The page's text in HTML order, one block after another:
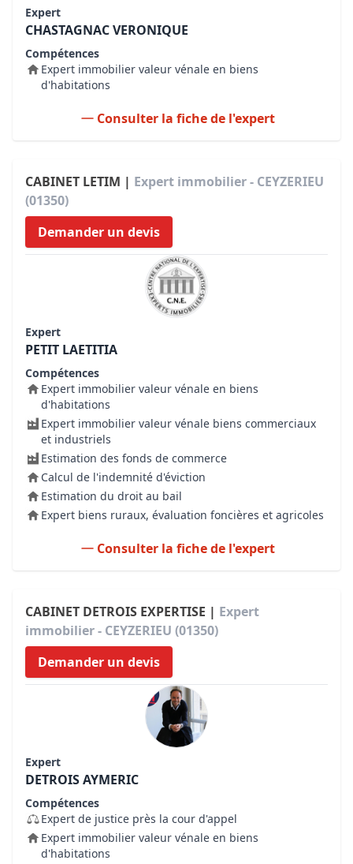
Expert
CHASTAGNAC VERONIQUE
Compétences
Expert immobilier valeur vénale en biens
d'habitations
Consulter la fiche de l'expert
CABINET LETIM | Expert immobilier - CEYZERIEU
(01350)
Demander un devis
Expert
PETIT LAETITIA
Compétences
Expert immobilier valeur vénale en biens
d'habitations
Expert immobilier valeur vénale biens commerciaux
et industriels
Estimation des fonds de commerce
Calcul de l'indemnité d'éviction
Estimation du droit au bail
Expert biens ruraux, évaluation foncières et agricoles
Consulter la fiche de l'expert
CABINET DETROIS EXPERTISE | Expert
immobilier - CEYZERIEU (01350)
Demander un devis
Expert
DETROIS AYMERIC
Compétences
Expert de justice près la cour d'appel
Expert immobilier valeur vénale en biens
d'habitations